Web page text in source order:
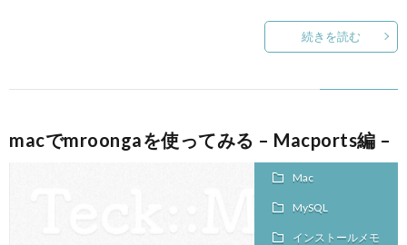
続きを読む
macでmroongaを使ってみる – Macports編 –
Mac
MySQL
インストールメモ